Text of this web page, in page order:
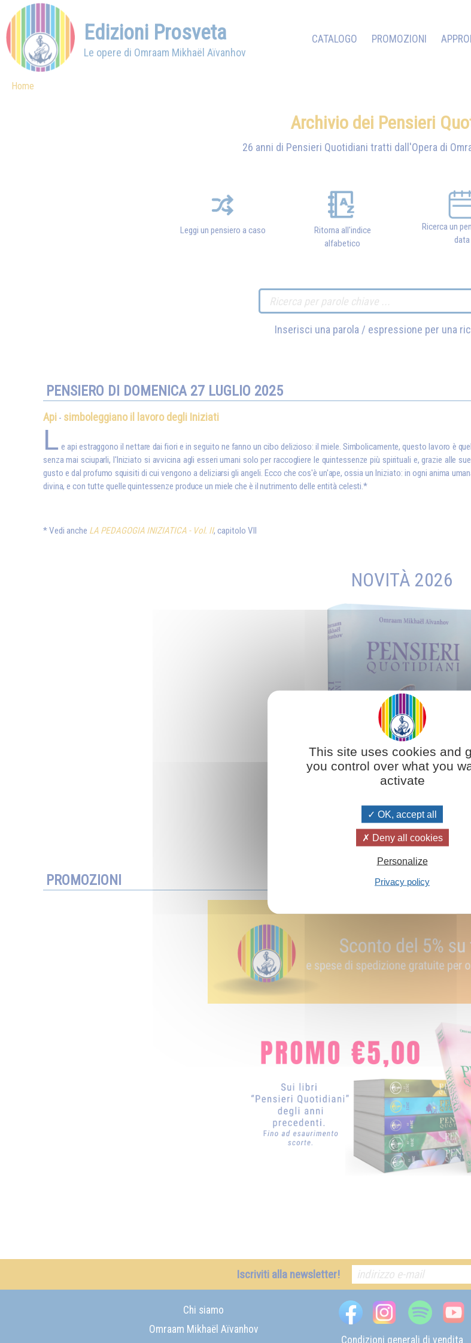
Edizioni Prosveta
Le opere di Omraam Mikhaël Aïvanhov
CATALOGO PROMOZIONI
Home
Archivio dei Pensieri
26 anni di Pensieri Quotidiani tratti dall'Opera di
Leggi un pensiero a caso
Ritorna all'indice
alfabetico
Ricerca un
data
Inserisci una parola / espressione per una
PENSIERO DI DOMENICA 27 LUGLIO 2025
Api - simboleggiano il lavoro degli Iniziati
L e api estraggono il nettare dai fiori e in seguito ne fanno un cibo delizioso: il miele. Simbolicamente, questo lavoro è
senza mai sciuparli, l'Iniziato si avvicina agli esseri umani solo per raccogliere le quintessenze più spirituali e, grazie alle
gusto e dal profumo squisiti di cui vengono a deliziarsi gli angeli. Ecco che cos'è un'ape, ossia un Iniziato: in ogni anima
divina, e con tutte quelle quintessenze produce un miele che è il nutrimento delle entità celesti.*
Vedi anche LA PEDAGOGIA INIZIATICA - Vol. II, capitolo VII
NOVITÀ 2026
Aggiungi al carrello
PROMOZIONI
Iscriviti alla newsletter!
Chi siamo
Omraam Mikhaël Aïvanhov
Condizioni generali di vendita
This site uses cookies and
you control over what you
activate
OK, accept all
Deny all cookies
Personalize
Privacy policy